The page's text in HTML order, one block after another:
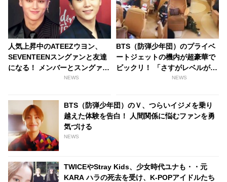
人気上昇中のATEEZウヨン、
SEVENTEENスングァンと友達
になる！ メンバーとスングァン
どっちを取る？ 新人ながら豪華
NEWS
BTS（防弾少年団）のプライベ
ートジェットの機内が超豪華で
ビックリ！ 「さすがレベルが違
う」とファン感心NEWS
BTS（防弾少年団）のＶ、つらいイジメを乗り
越えた体験を告白！ 人間関係に悩むファンを勇
気づける
NEWS
TWICEやStray Kids、少女時代ユナも・・元
KARA ハラの死去を受け、K-POPアイドルたち